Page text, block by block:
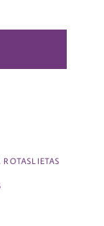
ROTASLIETAS